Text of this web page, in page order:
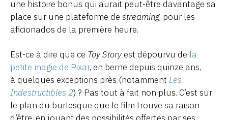
une histoire bonus qui aurait peut-être davantage sa
place sur une plateforme de streaming, pour les
aficionados de la première heure.
Est-ce à dire que ce Toy Storyest dépourvu de la
petite magie de Pixar, en berne depuis quinze ans,
à quelques exceptions près (notamment Les
Indestructibles 2) ? Pas tout à fait non plus. C’est sur
le plan du burlesque que le film trouve sa raison